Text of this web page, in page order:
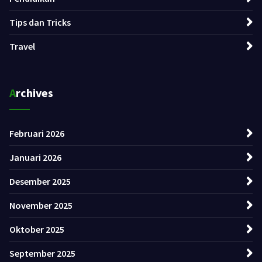
Tips dan Tricks
Travel
Archives
Februari 2026
Januari 2026
Desember 2025
November 2025
Oktober 2025
September 2025